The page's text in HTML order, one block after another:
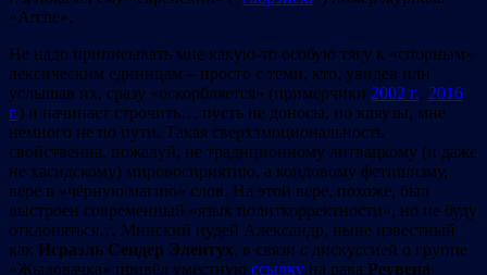
«Arche».
Не надо приписывать мне какую-то особую тягу к «cпорным»
лексическим единицам – просто с теми, кто, увидев или
услышав их, сразу «оскорбляется» (примерчики 2002 г., 2016
г.) и начинает строчить… пусть не доносы, но кляузы, мне
немного не по пути. Такая cверхэмоциональность
свойственна, пожалуй, не традиционному литвацкому (и даже
не хасидскому) мировосприятию, а кондовому фетишизму,
вере в «чёрную магию» слов. На этой вере, похоже, был
выстроен современный «язык политкорректности», но не буду
отклоняться… Минский иудей Александр, ныне известный
как Исраэль Сендер Элентух, в связи с дискуссией о группе
«Жыдовачка» привёл уместную ссылку на рава Реувена